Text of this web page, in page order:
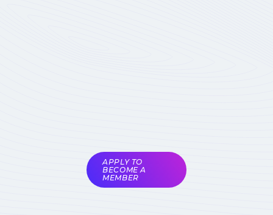
APPLY TO
BECOME A
MEMBER